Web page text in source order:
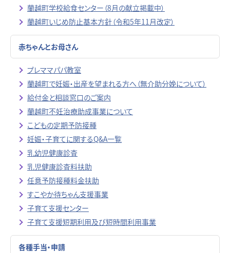
蘭越町学校給食センター（8月の献立掲載中）
蘭越町いじめ防止基本方針（令和5年11月改定）
赤ちゃんとお母さん
プレママパパ教室
蘭越町で妊娠・出産を望まれる方へ（無介助分娩について）
給付金と相談窓口のご案内
蘭越町不妊治療助成事業について
こどもの定期予防接種
妊娠・子育てに関するQ&A一覧
乳幼児健康診査
乳児健康診査料扶助
任意予防接種料金扶助
すこやか待ちゃん支援事業
子育て支援センター
子育て支援短期利用及び短時間利用事業
各種手当・申請